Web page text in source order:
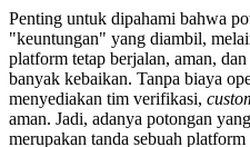
Penting untuk dipahami bahwa
"keuntungan" yang diambil,
platform tetap berjalan, aman,
banyak kebaikan. Tanpa biaya
menyediakan tim verifikasi,
aman. Jadi, adanya potongan
merupakan tanda sebuah